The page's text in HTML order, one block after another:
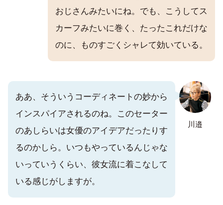
おじさんみたいにね。でも、こうしてス
カーフみたいに巻く、たったこれだけな
のに、ものすごくシャレて効いている。
川邉
ああ、そういうコーディネートの妙から
インスパイアされるのね。このセーター
のあしらいは女優のアイデアだったりす
るのかしら。いつもやっているんじゃな
いっていうくらい、彼女流に着こなして
いる感じがしますが。